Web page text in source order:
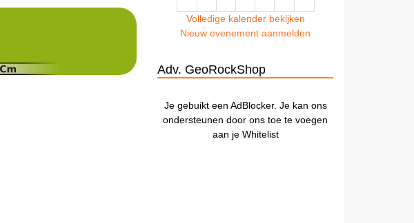
Volledige kalender bekijken
Nieuw evenement aanmelden
Adv. GeoRockShop
Je gebuikt een AdBlocker. Je kan ons
ondersteunen door ons toe te voegen
aan je Whitelist